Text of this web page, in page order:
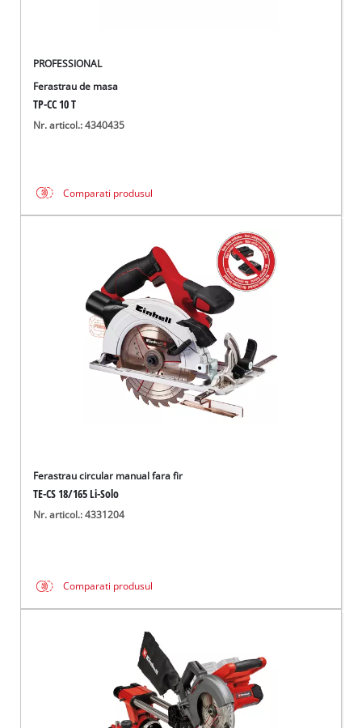
PROFESSIONAL
Ferastrau de masa
TP-CC 10 T
Nr. articol.: 4340435
Comparati produsul
Ferastrau circular manual fara fir
TE-CS 18/165 Li-Solo
Nr. articol.: 4331204
Comparati produsul